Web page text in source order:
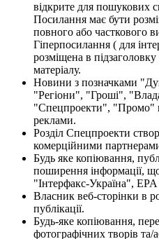
відкрите для пошукових
Посилання має бути
повного або часткового
Гіперпосилання ( для
розміщена в
матеріалу.
Новини з позначками
"Регіони", "Гроші",
"Спецпроекти", "Промо"
реклами.
Розділ Спецпроекти
комерційними
Будь яке копіювання,
поширення інформації,
"Інтерфакс-Україна",
Власник веб-сторінки в
публікації.
Будь-яке копіювання,
фотографічних творів та/